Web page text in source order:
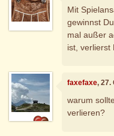
Mit
gewinnst
mal außer
ist, verlierst
faxefaxe, 27.
warum
verlieren?